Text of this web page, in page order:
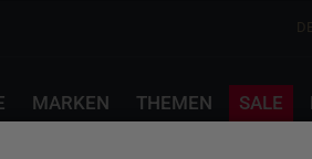
DE
MARKEN THEMEN SALE